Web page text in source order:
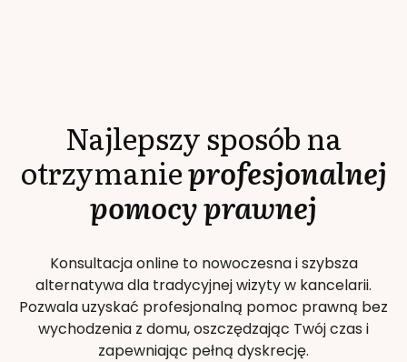
Najlepszy sposób na
otrzymanieprofesjonalnej
pomocy prawnej
Konsultacja online to nowoczesna i szybsza
alternatywa dla tradycyjnej wizyty w kancelarii.
Pozwala uzyskać profesjonalną pomoc prawną bez
wychodzenia z domu, oszczędzając Twój czas i
zapewniając pełną dyskrecję.